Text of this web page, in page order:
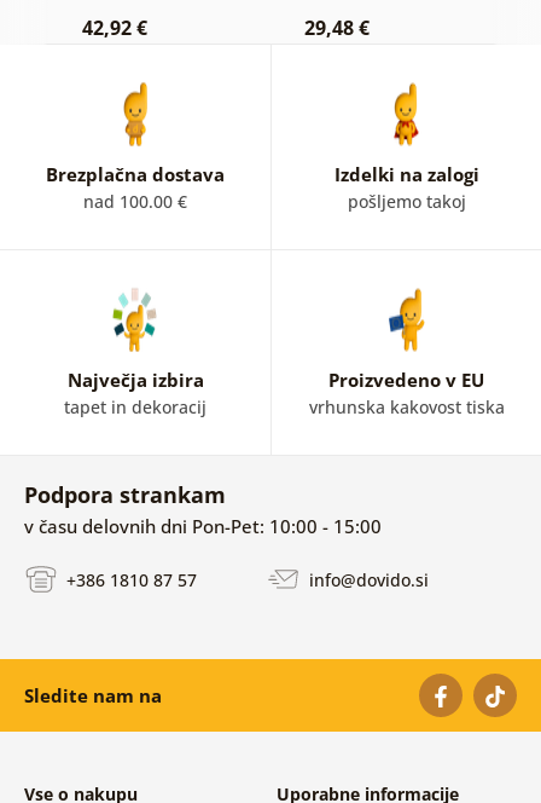
42,92 € 29,48 €
Brezplačna dostava
nad 100.00 €
Izdelki na zalogi
pošljemo takoj
Največja izbira
tapet in dekoracij
Proizvedeno v EU
vrhunska kakovost tiska
Podpora strankam
v času delovnih dni Pon-Pet: 10:00 - 15:00
+386 1810 87 57 info@dovido.si
Sledite nam na
Vse o nakupu Uporabne informacije